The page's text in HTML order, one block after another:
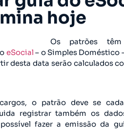
hoje
Os patrões
eSocial – o Simples Doméstico
desta data serão calculados
o patrão deve se
registrar também os
fazer a emissão da